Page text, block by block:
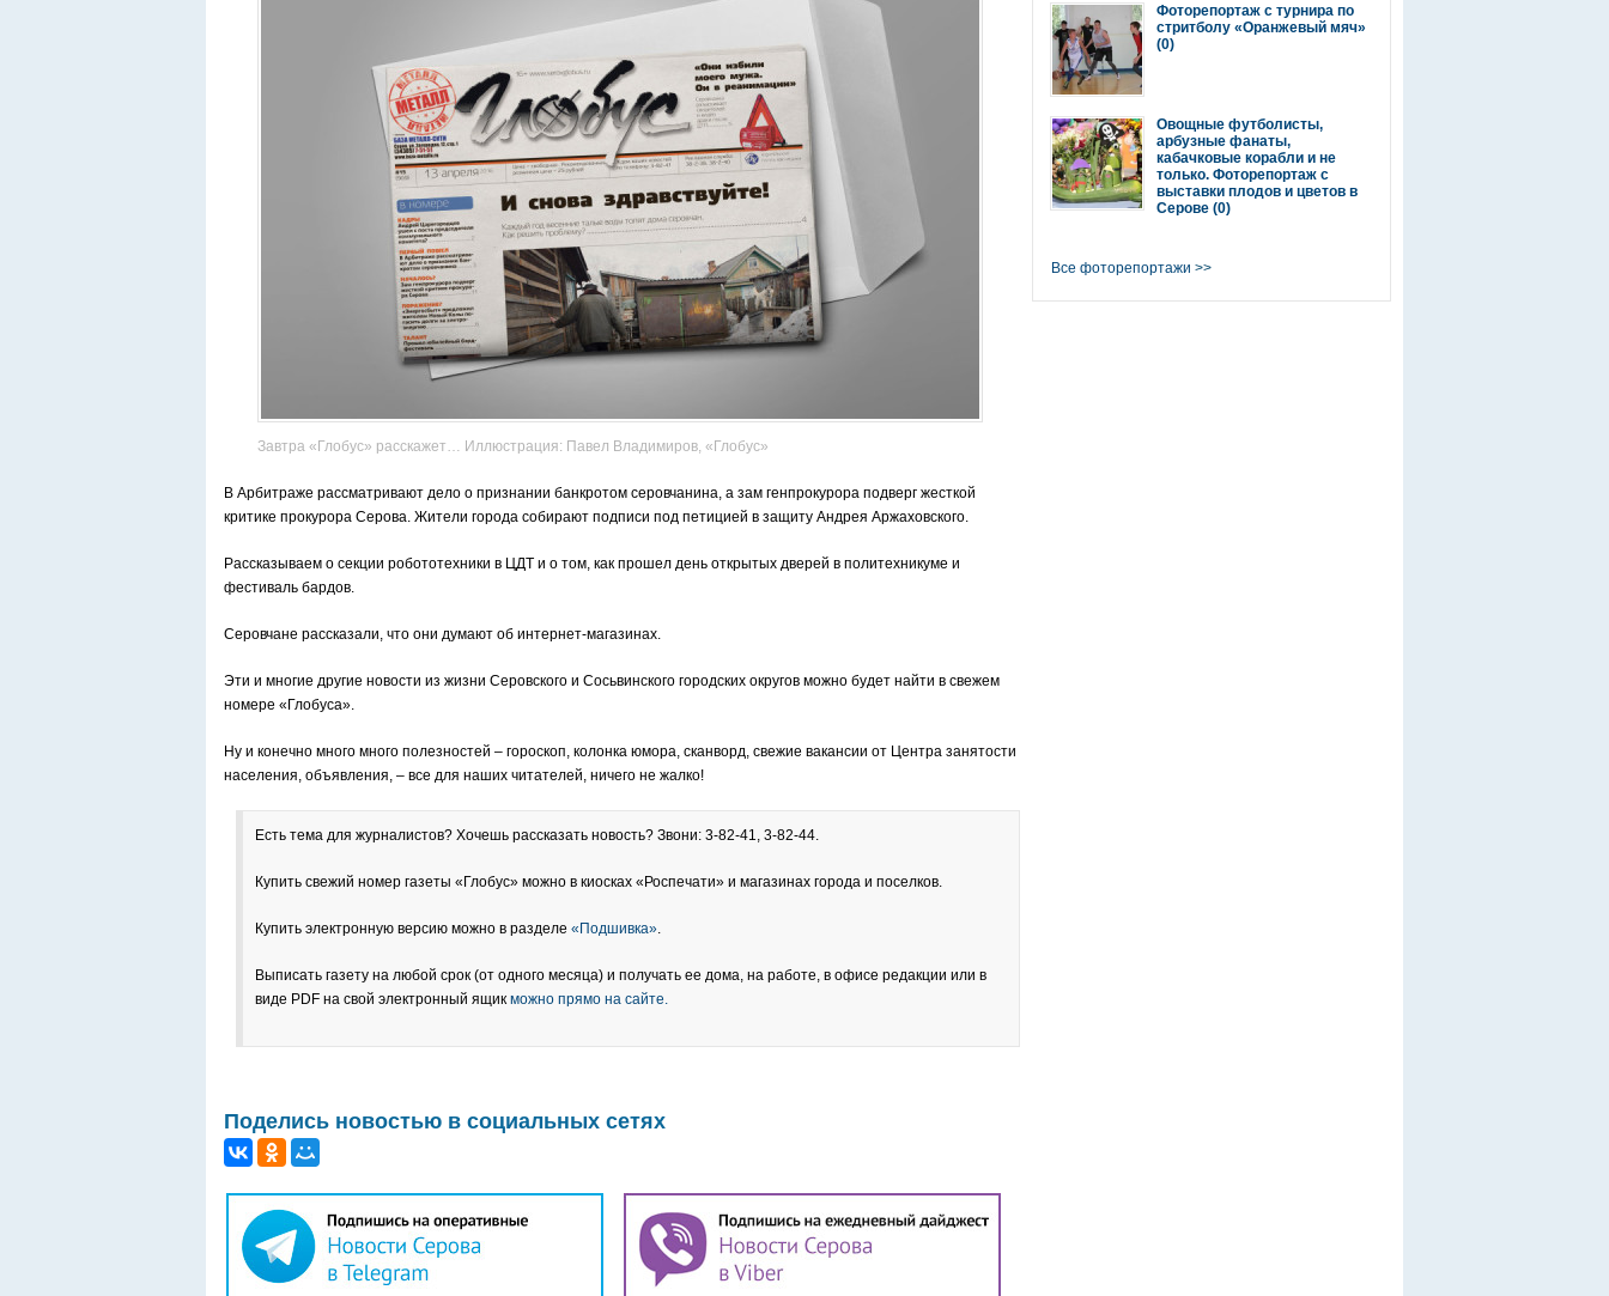
Завтра «Глобус» расскажет… Иллюстрация: Павел Владимиров, «Глобус»
В Арбитраже рассматривают дело о признании банкротом серовчанина, а зам генпрокурора подверг жесткой
критике прокурора Серова. Жители города собирают подписи под петицией в защиту Андрея Аржаховского.
Рассказываем о секции робототехники в ЦДТ и о том, как прошел день открытых дверей в политехникуме и
фестиваль бардов.
Серовчане рассказали, что они думают об интернет-магазинах.
Эти и многие другие новости из жизни Серовского и Сосьвинского городских округов можно будет найти в свежем
номере «Глобуса».
Ну и конечно много много полезностей – гороскоп, колонка юмора, сканворд, свежие вакансии от Центра занятости
населения, объявления, – все для наших читателей, ничего не жалко!
Есть тема для журналистов? Хочешь рассказать новость? Звони: 3-82-41, 3-82-44.
Купить свежий номер газеты «Глобус» можно в киосках «Роспечати» и магазинах города и поселков.
Купить электронную версию можно в разделе «Подшивка».
Выписать газету на любой срок (от одного месяца) и получать ее дома, на работе, в офисе редакции или в
виде PDF на свой электронный ящик можно прямо на сайте.
Поделись новостью в социальных сетях
Фоторепортаж с турнира по
стритболу «Оранжевый мяч»
(0)
Овощные футболисты,
арбузные фанаты,
кабачковые корабли и не
только. Фоторепортаж с
выставки плодов и цветов в
Серове (0)
Все фоторепортажи >>